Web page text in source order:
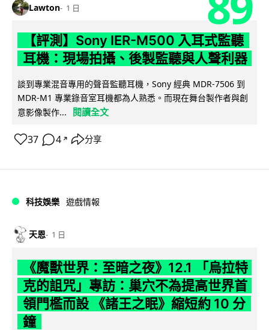
Lawton 1 日
【評測】Sony IER-M500 入耳式監聽
耳機：現場拍攝、後製監聽與人聲利器
談到專業混音專用的聲音監聽耳機，Sony 經典 MDR-7506 到
MDR-M1 專業錄音室耳機都為人熟悉。而現在舞台製作者與創
意影像製作...
閱讀全文
37 4 ↗ 分享
科技娛樂 遊戲情報
天恩 1 日
《魔獸世界：至暗之夜》12.1 「烏拉特
克的詛咒」專訪：巢穴不為提高世界首
領門檻而設 《諸王之眠》縮短約 10 分
鐘